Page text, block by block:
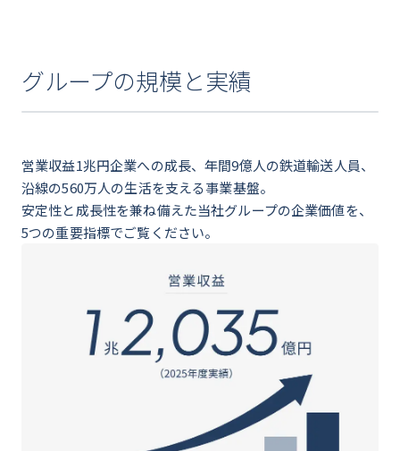
グループの規模と実績
営業収益1兆円企業への成長、年間9億人の鉄道輸送人員、
沿線の560万人の生活を支える事業基盤。
安定性と成長性を兼ね備えた当社グループの企業価値を、
5つの重要指標でご覧ください。